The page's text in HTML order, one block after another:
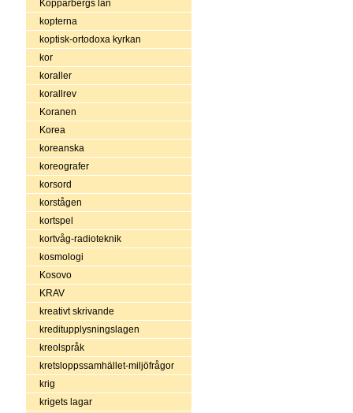
Kopparbergs län
kopterna
koptisk-ortodoxa kyrkan
kor
koraller
korallrev
Koranen
Korea
koreanska
koreografer
korsord
korstågen
kortspel
kortvåg-radioteknik
kosmologi
Kosovo
KRAV
kreativt skrivande
kreditupplysningslagen
kreolspråk
kretsloppssamhället-miljöfrågor
krig
krigets lagar